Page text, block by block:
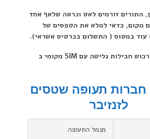
התורים זורמים לאט ונראה שלאף אחד
מקום, כדאי למלא את הטפסים של
במקום ניתן לרכוש חבילות גלישה עם SIM מקומי ב
תעופה שטסים
לזנזיבר
מנמל התעופה